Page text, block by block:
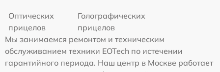
Оптических
прицелов
Голографических
прицелов
Мы занимаемся ремонтом и техническим
обслуживанием техники EOTech по истечении
гарантийного периода. Наш центр в Москве работает